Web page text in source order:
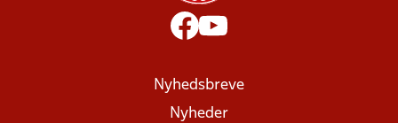
Nyhedsbreve
Nyheder